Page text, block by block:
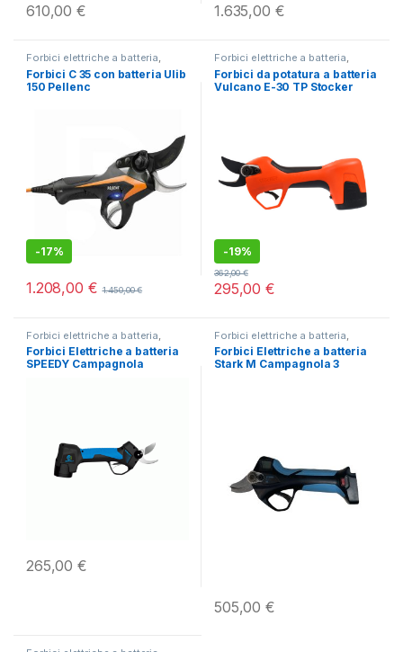
610,00€ 1.635,00 €
Forbici elettriche a batteria,
Potatura
Forbici C 35 con batteria Ulib
150 Pellenc
-17%
1.208,00 € 1.450,00€
Forbici elettriche a batteria,
Potatura
Forbici da potatura a batteria
Vulcano E-30 TP Stocker
-19%
295,00€
362,00€
Forbici elettriche a batteria
Potatura
Forbici Elettriche a batteria
SPEEDY Campagnola
265,00€
Forbici elettriche a batteria
Potatura
Forbici Elettriche a batteria
Stark M Campagnola 3
505,00€